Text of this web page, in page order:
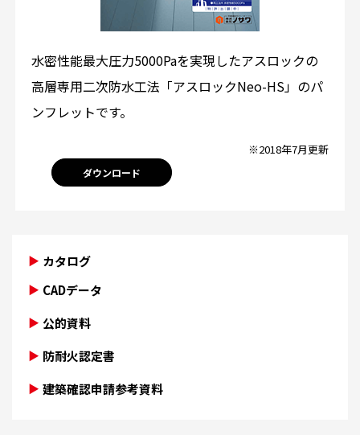
水密性能最大圧力5000Paを実現したアスロックの
高層専用二次防水工法「アスロックNeo-HS」のパ
ンフレットです。
※2018年7月更新
ダウンロード
カタログ
CADデータ
公的資料
防耐火認定書
建築確認申請参考資料